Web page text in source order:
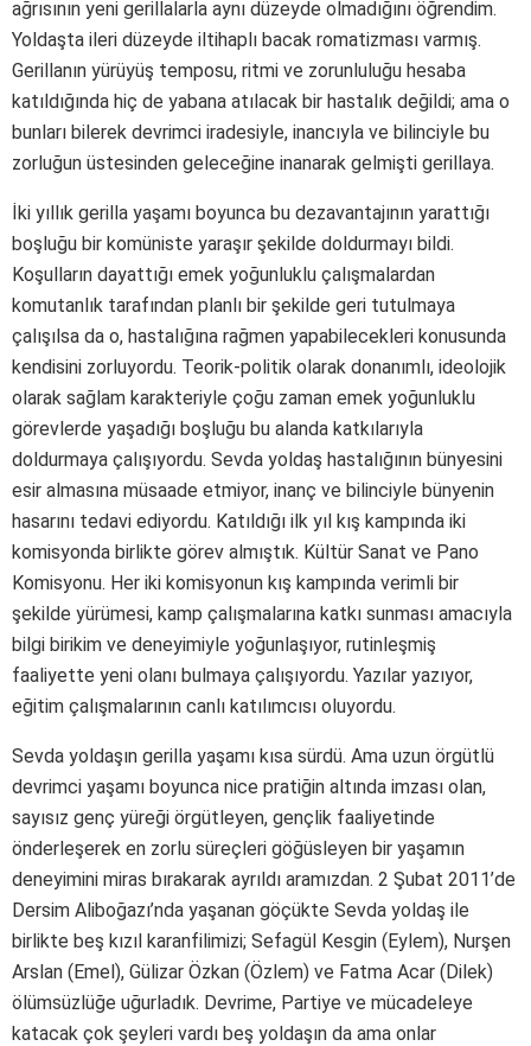
ağrısının yeni gerillalarla aynı düzeyde olmadığını öğrendim.
Yoldaşta ileri düzeyde iltihaplı bacak romatizması varmış.
Gerillanın yürüyüş temposu, ritmi ve zorunluluğu hesaba
katıldığında hiç de yabana atılacak bir hastalık değildi; ama o
bunları bilerek devrimci iradesiyle, inancıyla ve bilinciyle bu
zorluğun üstesinden geleceğine inanarak gelmişti gerillaya.
İki yıllık gerilla yaşamı boyunca bu dezavantajının yarattığı
boşluğu bir komüniste yaraşır şekilde doldurmayı bildi.
Koşulların dayattığı emek yoğunluklu çalışmalardan
komutanlık tarafından planlı bir şekilde geri tutulmaya
çalışılsa da o, hastalığına rağmen yapabilecekleri konusunda
kendisini zorluyordu. Teorik-politik olarak donanımlı, ideolojik
olarak sağlam karakteriyle çoğu zaman emek yoğunluklu
görevlerde yaşadığı boşluğu bu alanda katkılarıyla
doldurmaya çalışıyordu. Sevda yoldaş hastalığının bünyesini
esir almasına müsaade etmiyor, inanç ve bilinciyle bünyenin
hasarını tedavi ediyordu. Katıldığı ilk yıl kış kampında iki
komisyonda birlikte görev almıştık. Kültür Sanat ve Pano
Komisyonu. Her iki komisyonun kış kampında verimli bir
şekilde yürümesi, kamp çalışmalarına katkı sunması amacıyla
bilgi birikim ve deneyimiyle yoğunlaşıyor, rutinleşmiş
faaliyette yeni olanı bulmaya çalışıyordu. Yazılar yazıyor,
eğitim çalışmalarının canlı katılımcısı oluyordu.
Sevda yoldaşın gerilla yaşamı kısa sürdü. Ama uzun örgütlü
devrimci yaşamı boyunca nice pratiğin altında imzası olan,
sayısız genç yüreği örgütleyen, gençlik faaliyetinde
önderleşerek en zorlu süreçleri göğüsleyen bir yaşamın
deneyimini miras bırakarak ayrıldı aramızdan. 2 Şubat 2011’de
Dersim Aliboğazı’nda yaşanan göçükte Sevda yoldaş ile
birlikte beş kızıl karanfilimizi; Sefagül Kesgin (Eylem), Nurşen
Arslan (Emel), Gülizar Özkan (Özlem) ve Fatma Acar (Dilek)
ölümsüzlüğe uğurladık. Devrime, Partiye ve mücadeleye
katacak çok şeyleri vardı beş yoldaşın da ama onlar